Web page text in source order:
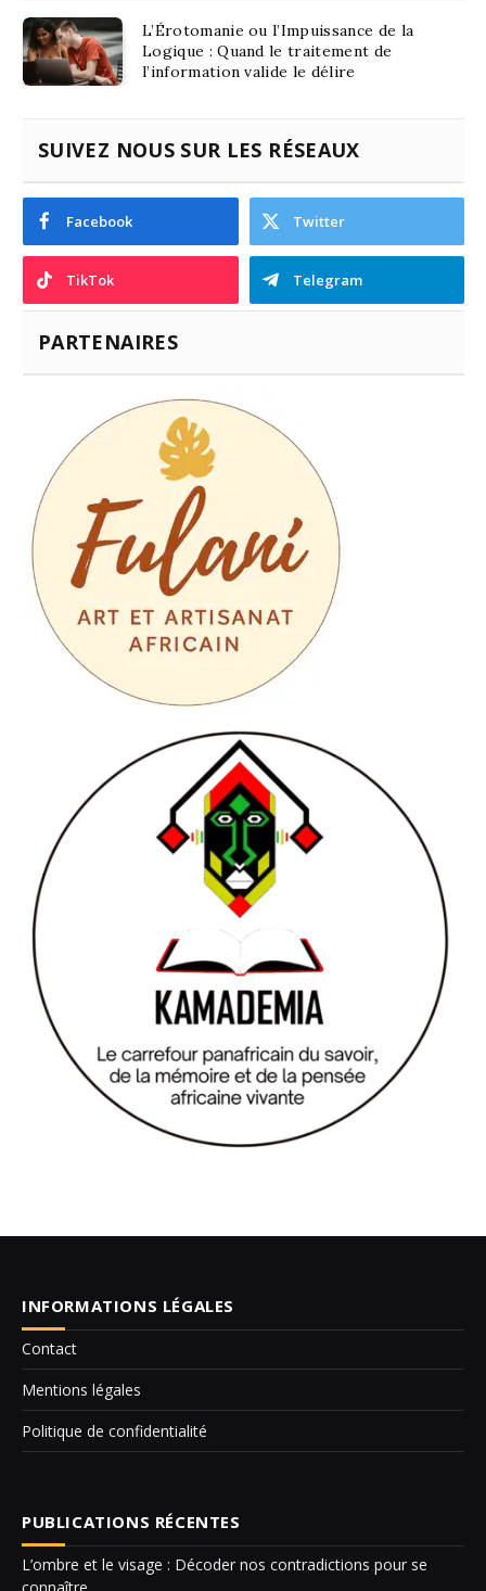
L’Érotomanie ou l’Impuissance de la
Logique : Quand le traitement de
l’information valide le délire
SUIVEZ NOUS SUR LES RÉSEAUX
Facebook Twitter
TikTok Telegram
PARTENAIRES
INFORMATIONS LÉGALES
Contact
Mentions légales
Politique de confidentialité
PUBLICATIONS RÉCENTES
L’ombre et le visage : Décoder nos contradictions pour se